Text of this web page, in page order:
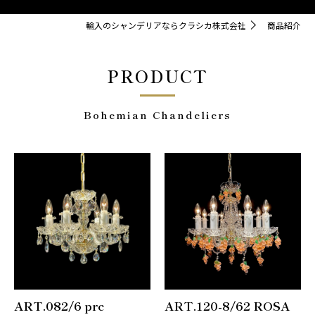
輸入のシャンデリアならクラシカ株式会社 商品紹介
PRODUCT
Bohemian Chandeliers
ART.082/6 prc
ART.120-8/62 ROSA